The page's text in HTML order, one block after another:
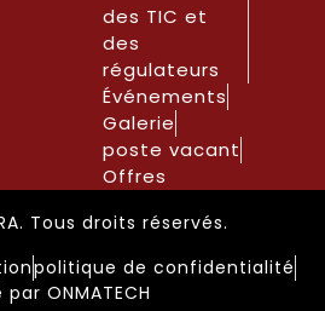
des TIC et
des
régulateurs
Événements
Galerie
poste vacant
Offres
Tous droits réservés.
politique de confidentialité
par ONMATECH